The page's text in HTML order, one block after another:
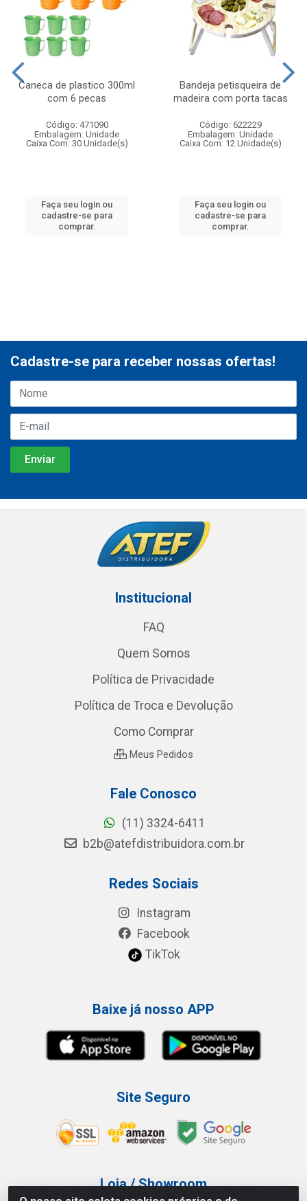
Caneca de plastico 300ml
com 6 pecas
Código: 471090
Embalagem: Unidade
Caixa Com: 30 Unidade(s)
Faça seu login ou
cadastre-se para
comprar.
Bandeja petisqueira de
madeira com porta tacas
Código: 622229
Embalagem: Unidade
Caixa Com: 12 Unidade(s)
Faça seu login ou
cadastre-se para
comprar.
Cadastre-se para receber nossas ofertas!
Institucional
FAQ
Quem Somos
Política de Privacidade
Política de Troca e Devolução
Como Comprar
Meus Pedidos
Fale Conosco
(11) 3324-6411
b2b@atefdistribuidora.com.br
Redes Sociais
Instagram
Facebook
TikTok
Baixe já nosso APP
Site Seguro
Loja / Showroom